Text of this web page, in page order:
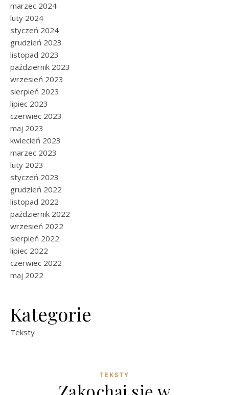
marzec 2024
luty 2024
styczeń 2024
grudzień 2023
listopad 2023
październik 2023
wrzesień 2023
sierpień 2023
lipiec 2023
czerwiec 2023
maj 2023
kwiecień 2023
marzec 2023
luty 2023
styczeń 2023
grudzień 2022
listopad 2022
październik 2022
wrzesień 2022
sierpień 2022
lipiec 2022
czerwiec 2022
maj 2022
Kategorie
Teksty
TEKSTY